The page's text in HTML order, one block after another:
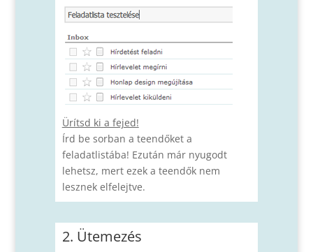
Ürítsd ki a fejed!
Írd be sorban a teendőket a
feladatlistába! Ezután már nyugodt
lehetsz, mert ezek a teendők nem
lesznek elfelejtve.
2. Ütemezés